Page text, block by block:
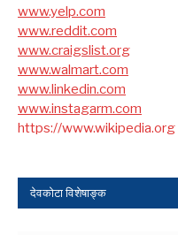
www.yelp.com
www.reddit.com
www.craigslist.org
www.walmart.com
www.linkedin.com
www.instagarm.com
https://www.wikipedia.org
देवकोटा विशेषाङ्क